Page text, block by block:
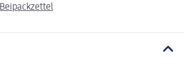
Beipackzettel